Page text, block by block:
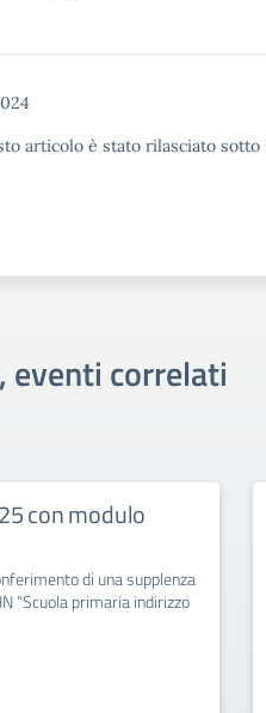
articolo è stato rilasciato
eventi correlati
con modulo
di una supplenza
“Scuola primaria indirizzo